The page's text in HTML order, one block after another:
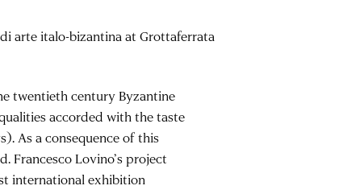
arte italo-bizantina at Grottaferrata
twentieth century Byzantine
accorded with the taste
As a consequence of this
Francesco Lovino’s project
international exhibition